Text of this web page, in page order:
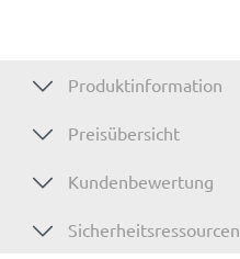
Produktinformation
Preisübersicht
Kundenbewertung
Sicherheitsressourcen